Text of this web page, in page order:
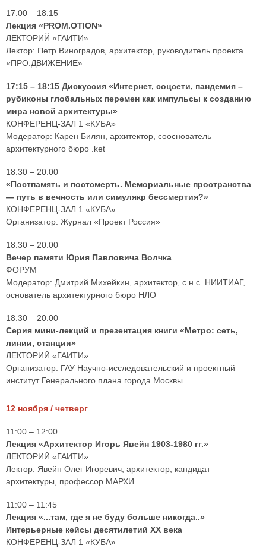
17:00 – 18:15
Лекция «PROM.OTION»
ЛЕКТОРИЙ «ГАИТИ»
Лектор: Петр Виноградов, архитектор, руководитель проекта
«ПРО.ДВИЖЕНИЕ»
17:15 – 18:15 Дискуссия «Интернет, соцсети, пандемия –
рубиконы глобальных перемен как импульсы к созданию
мира новой архитектуры»
КОНФЕРЕНЦ-ЗАЛ 1 «КУБА»
Модератор: Карен Билян, архитектор, сооснователь
архитектурного бюро .ket
18:30 – 20:00
«Постпамять и постсмерть. Мемориальные пространства
— путь в вечность или симулякр бессмертия?»
КОНФЕРЕНЦ-ЗАЛ 1 «КУБА»
Организатор: Журнал «Проект Россия»
18:30 – 20:00
Вечер памяти Юрия Павловича Волчка
ФОРУМ
Модератор: Дмитрий Михейкин, архитектор, с.н.с. НИИТИАГ,
основатель архитектурного бюро НЛО
18:30 – 20:00
Серия мини-лекций и презентация книги «Метро: сеть,
линии, станции»
ЛЕКТОРИЙ «ГАИТИ»
Организатор: ГАУ Научно-исследовательский и проектный
институт Генерального плана города Москвы.
12 ноября / четверг
11:00 – 12:00
Лекция «Архитектор Игорь Явейн 1903-1980 гг.»
ЛЕКТОРИЙ «ГАИТИ»
Лектор: Явейн Олег Игоревич, архитектор, кандидат
архитектуры, профессор МАРХИ
11:00 – 11:45
Лекция «...там, где я не буду больше никогда..»
Интерьерные кейсы десятилетий XX века
КОНФЕРЕНЦ-ЗАЛ 1 «КУБА»